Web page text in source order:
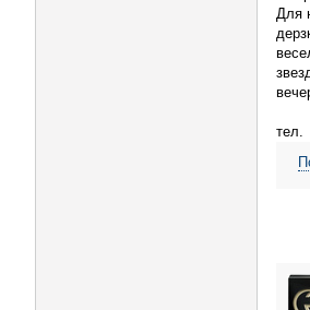
Для
тел.